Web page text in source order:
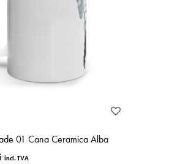
01 Cana Ceramica Alba